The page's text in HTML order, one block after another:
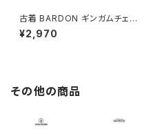
古着 BARDON ギンガムチェッ
ク柄 コットン 長袖 シャツ 白 グ
レー (ttu2602025)
¥2,970
その他の商品